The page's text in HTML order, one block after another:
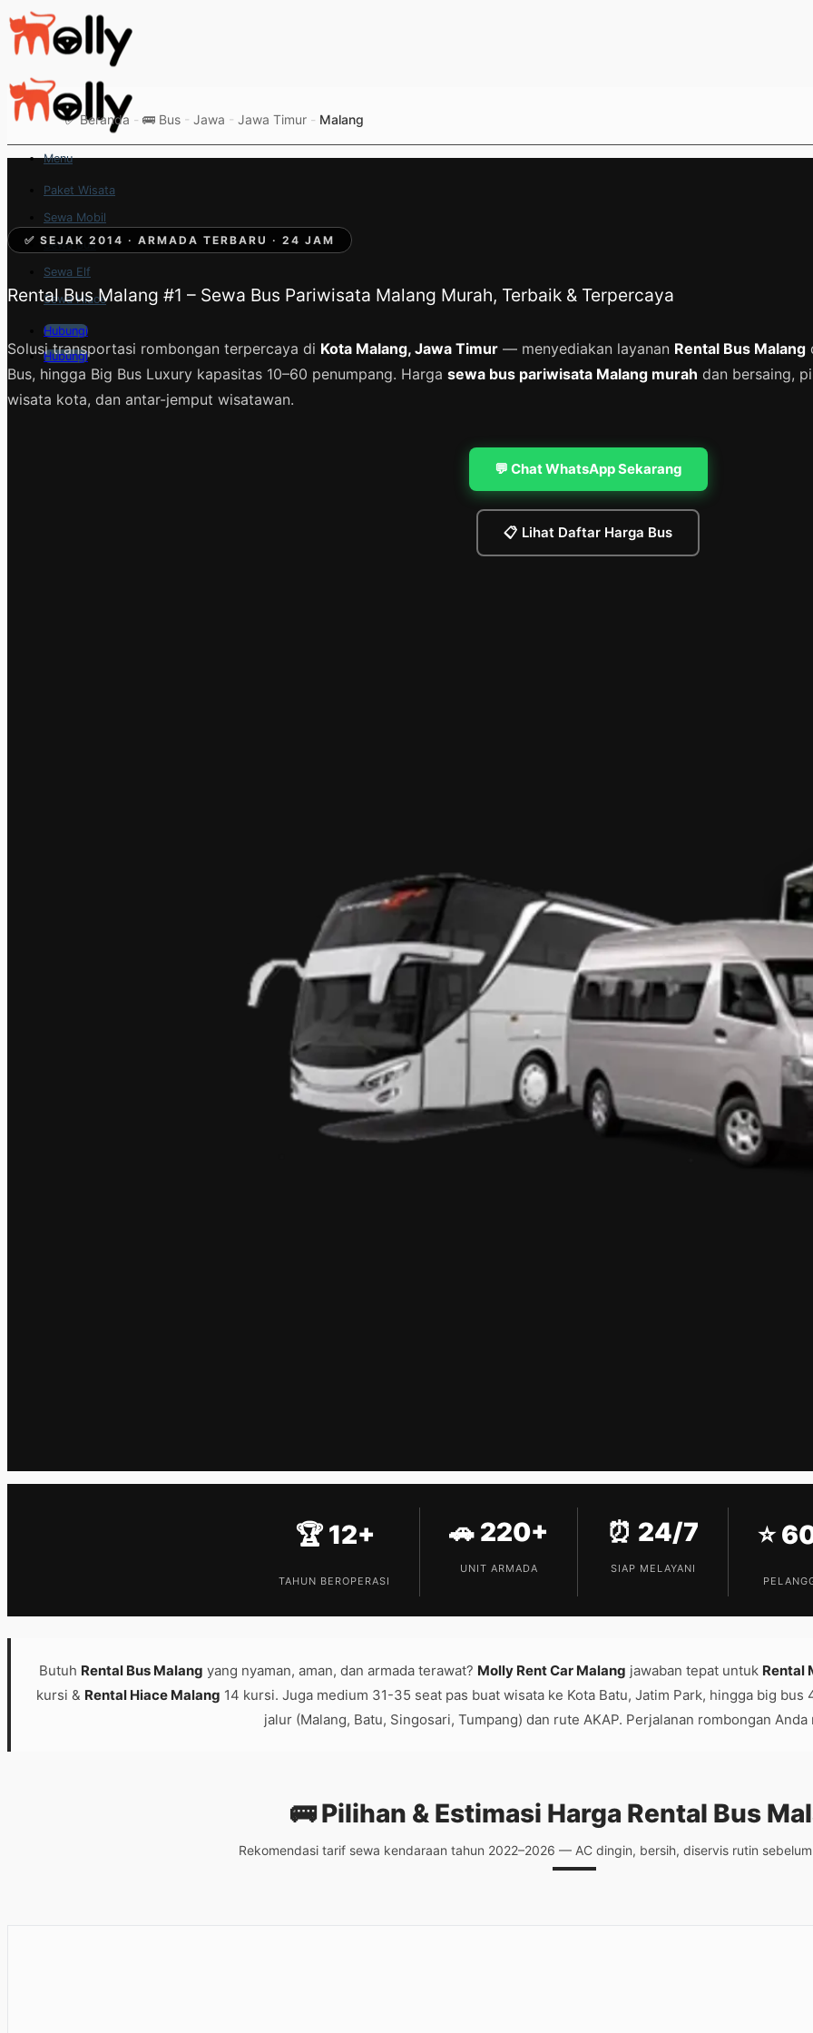
Skip
to
content
Menu
Paket Wisata
Sewa Mobil
Sewa Bus
Sewa Elf
Sewa Hiace
Hubungi
Hubungi
✅ Beranda - 🚌 Bus - Jawa - Jawa Timur - Malang
✅ SEJAK 2014 · ARMADA TERBARU · 24 JAM
Rental Bus Malang #1 – Sewa Bus Pariwisata Malang Murah, Terbaik & Terpercaya
Solusi transportasi rombongan terpercaya di Kota Malang, Jawa Timur — menyediakan layanan Rental Bus Malang
Bus, hingga Big Bus Luxury kapasitas 10–60 penumpang. Harga sewa bus pariwisata Malang murah dan bersaing,
wisata kota, dan antar-jemput wisatawan.
💬 Chat WhatsApp Sekarang
📋 Lihat Daftar Harga Bus
🏆 12+
TAHUN BEROPERASI
🚗 220+
UNIT ARMADA
⏰ 24/7
SIAP MELAYANI
⭐
Butuh Rental Bus Malang yang nyaman, aman, dan armada terawat? Molly Rent Car Malang jawaban tepat untuk Rental
kursi & Rental Hiace Malang 14 kursi. Juga medium 31-35 seat pas buat wisata ke Kota Batu, Jatim Park, hingga big
jalur (Malang, Batu, Singosari, Tumpang) dan rute AKAP. Perjalanan rombongan Anda
🚌 Pilihan & Estimasi Harga Rental Bus
Rekomendasi tarif sewa kendaraan tahun 2022–2026 — AC dingin, bersih, diservis rutin